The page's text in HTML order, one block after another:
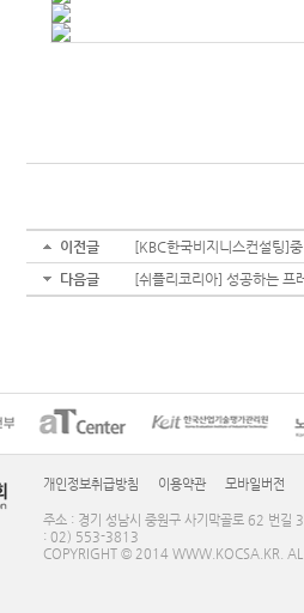
이전글
[KBC한국비지니스컨설팅]
다음글
[쉬플리코리아] 성공하는 프
개인정보취급방침 이용약관 모바일버전
주소 : 경기 성남시 중원구 사기막골로 62 번
: 02) 553-3813
COPYRIGHT © 2014 WWW.KOCSA.KR.